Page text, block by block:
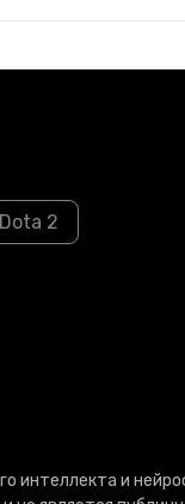
Dota 2
интеллекта и